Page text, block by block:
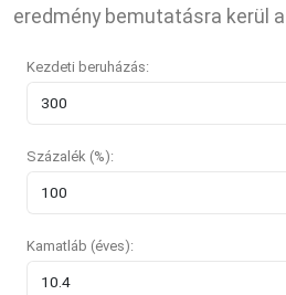
eredmény bemutatásra kerül a
Kezdeti beruházás:
Százalék (%):
Kamatláb (éves):